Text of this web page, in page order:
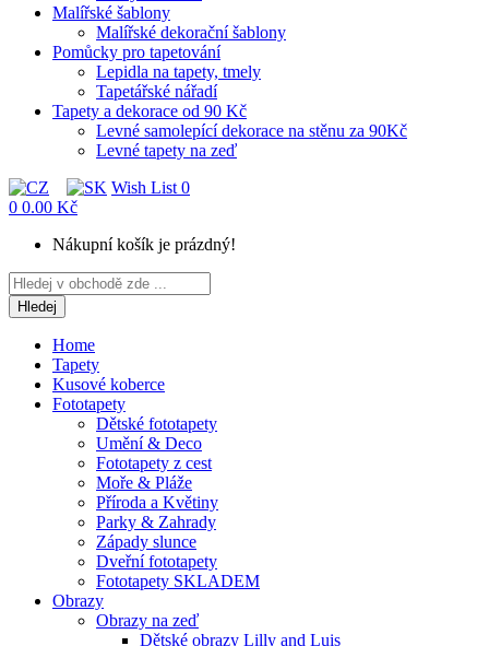
Malířské šablony
Malířské dekorační šablony
Pomůcky pro tapetování
Lepidla na tapety, tmely
Tapetářské nářadí
Tapety a dekorace od 90 Kč
Levné samolepící dekorace na stěnu za 90Kč
Levné tapety na zeď
Wish List 0
0 0.00 Kč
Nákupní košík je prázdný!
Hledej
Home
Tapety
Kusové koberce
Fototapety
Dětské fototapety
Umění & Deco
Fototapety z cest
Moře & Pláže
Příroda a Květiny
Parky & Zahrady
Západy slunce
Dveřní fototapety
Fototapety SKLADEM
Obrazy
Obrazy na zeď
Dětské obrazy Lilly and Luis